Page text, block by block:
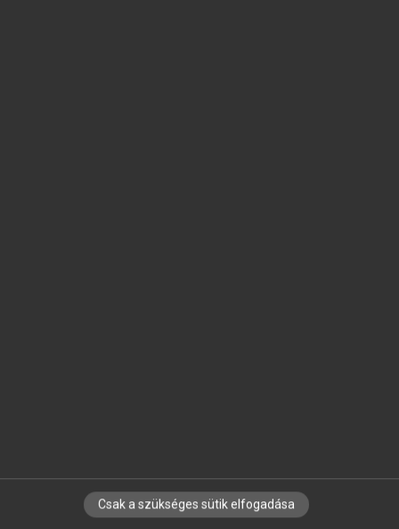
IRATKOZZ FEL HÍRLEVELÜNKRE!
Csak a szükséges sütik elfogadása